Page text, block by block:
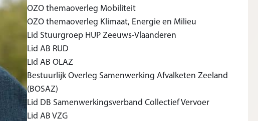
OZO themaoverleg Mobiliteit
OZO themaoverleg Klimaat, Energie en Milieu
Lid Stuurgroep HUP Zeeuws-Vlaanderen
Lid AB RUD
Lid AB OLAZ
Bestuurlijk Overleg Samenwerking Afvalketen Zeeland
(BOSAZ)
Lid DB Samenwerkingsverband Collectief Vervoer
Lid AB VZG